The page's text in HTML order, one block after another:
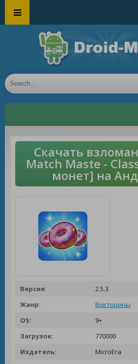
Скачать
Match Maste -
монет] на
Версия:
2.5.3
Жанр:
Викторины
OS:
9+
Загрузок:
770000
Издатель:
MicroEra